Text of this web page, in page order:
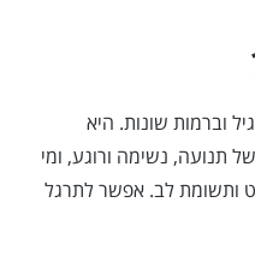
וברמות שונות. היא
תנועה, נשימה ורוגע, ומי
ותשומת לב. אפשר לתרגל